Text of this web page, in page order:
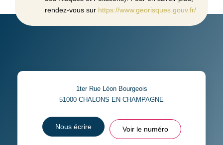
rendez-vous sur https://www.georisques.gouv.fr/
1ter Rue Léon Bourgeois
51000 CHALONS EN CHAMPAGNE
Nous écrire Voir le numéro